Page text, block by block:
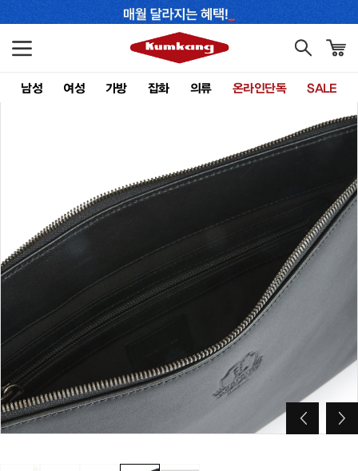
남성 여성 가방 잡화 의류 온라인단독 SALE